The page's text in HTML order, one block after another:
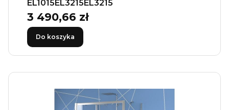
EL1015EL3215EL3215
Cena
3 490,66 zł
Do koszyka